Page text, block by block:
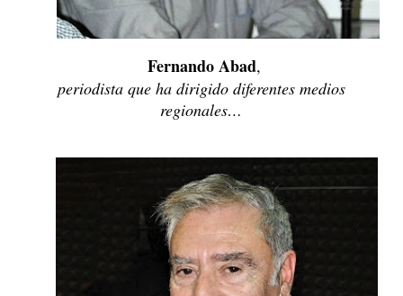
Fernando Abad,
periodista que ha dirigido diferentes medios
regionales…